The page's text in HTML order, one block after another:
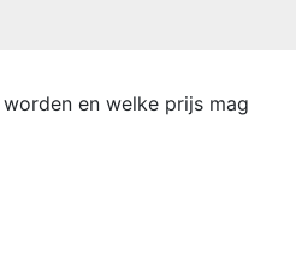
en welke prijs mag